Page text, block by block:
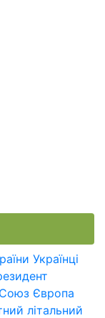
Українці
Європа
літальний